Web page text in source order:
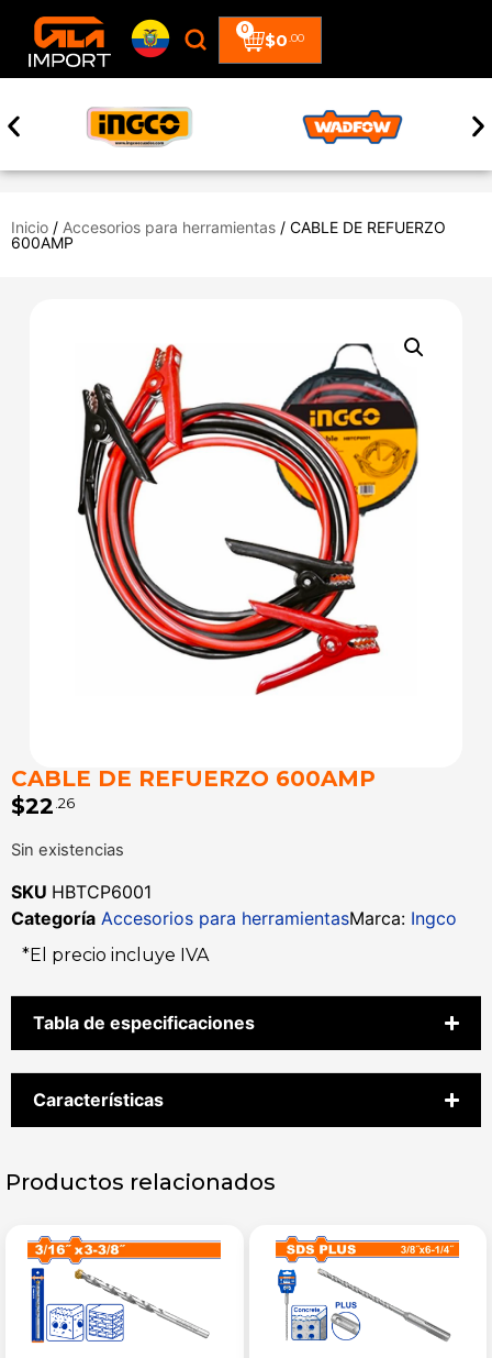
$0 .00
0
Inicio / Accesorios para herramientas / CABLE DE REFUERZO
600AMP
CABLE DE REFUERZO 600AMP
$22 .26
Sin existencias
SKU HBTCP6001
Categoría Accesorios para herramientasMarca: Ingco
*El precio incluye IVA
Tabla de especificaciones
Características
Productos relacionados